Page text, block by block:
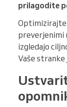
prilagodite
Optimizirajte
preverjenimi
izgledajo
Vaše stranke